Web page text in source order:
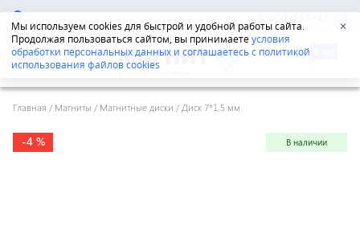
Мы используем cookies для быстрой и удобной работы сайта.
Продолжая пользоваться сайтом, вы принимаетеусловия
обработки персональных данных и соглашаетесь с политикой
использования файлов cookies
✕
Екатеринбург 8-800-555-42-96
Главная /Магниты /Магнитные диски /Диск 7*1,5 мм
-4 % В наличии